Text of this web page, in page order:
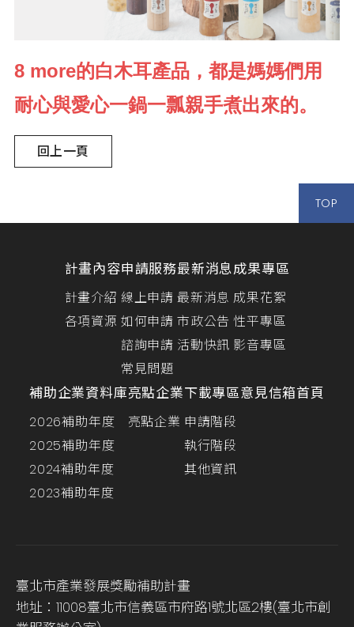
8 more的白木耳產品，都是媽媽們用
耐心與愛心一鍋一瓢親手煮出來的。
回上一頁
TOP
計畫內容
計畫介紹
各項資源
申請服務
線上申請
如何申請
諮詢申請
常見問題
最新消息
最新消息
市政公告
活動快訊
成果專區
成果花絮
性平專區
影音專區
補助企業資料庫
2026補助年度
2025補助年度
2024補助年度
2023補助年度
亮點企業
亮點企業
下載專區
申請階段
執行階段
其他資訊
意見信箱首頁
臺北市產業發展獎勵補助計畫
地址：11008臺北市信義區市府路1號北區2樓(臺北市創